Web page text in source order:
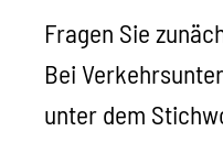
Fragen Sie
Bei
unter dem